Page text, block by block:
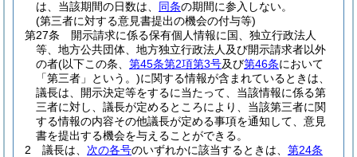
は、当該期間の日数は、 同条の期間に参入しない。
(第三者に対する意見書提出の機会の付与等)
第27条
開示請求に係る保有個人情報に国、独立行政法人
等、地方公共団体、地方独立行政法人及び開示請求者以外
の者(以下この条、 第45条第2項第3号及び第46条において
「第三者」という。)に関する情報が含まれているときは、
議長は、開示決定等をするに当たって、当該情報に係る第
三者に対し、議長が定めるところにより、当該第三者に関
する情報の内容その他議長が定める事項を通知して、意見
書を提出する機会を与えることができる。
2
議長は、 次の各号のいずれかに該当するときは、 第24条